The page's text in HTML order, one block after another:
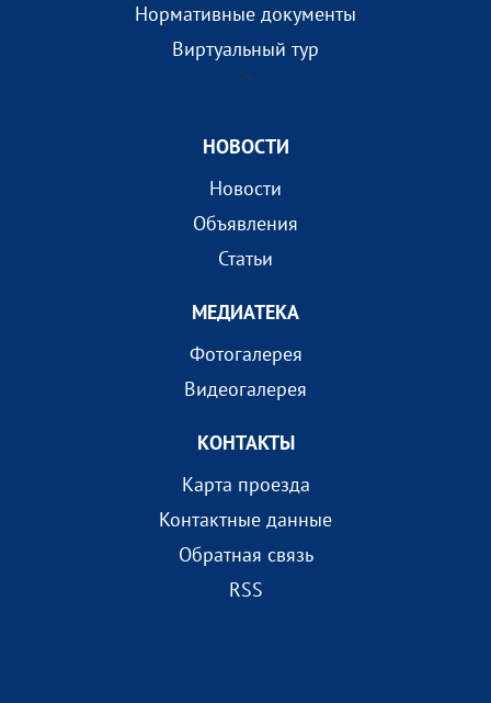
Нормативные документы
Виртуальный тур
?>
НОВОСТИ
Новости
Объявления
Статьи
МEДИАТEКА
Фотогалерея
Видеогалерея
КОНТАКТЫ
Карта проезда
Контактные данные
Обратная связь
RSS